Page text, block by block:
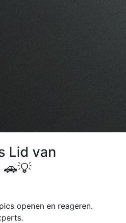
Lid van
openen en reageren.